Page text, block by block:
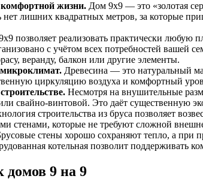
жизни. Дом 9х9 — это «золотая
нет лишних квадратных метров, за которые
позволяет реализовать практически любую
с учётом всех потребностей вашей
веранду, балкон или другие элементы.
Древесина — это натуральный
циркуляцию воздуха и комфортный
Несмотря на внушительные
свайно-винтовой. Это даёт существенную
строительства из бруса позволяет
стенами, которые не требуют сложной
стены хорошо сохраняют тепло, а при
котельная позволит
9 на 9